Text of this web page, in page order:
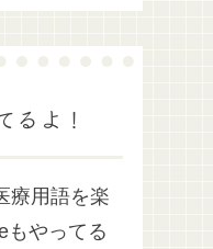
るよ！
療用語を楽
もやってる